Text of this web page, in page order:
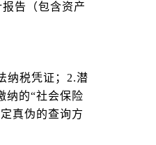
告（包含资产
纳税凭证；2.潜
纳的“社会保险
真伪的查询方